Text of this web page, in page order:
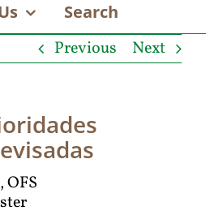
Search
Previous Next